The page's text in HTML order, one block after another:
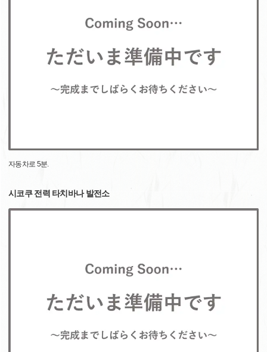
자동차로 5분.
시코쿠 전력 타치바나 발전소